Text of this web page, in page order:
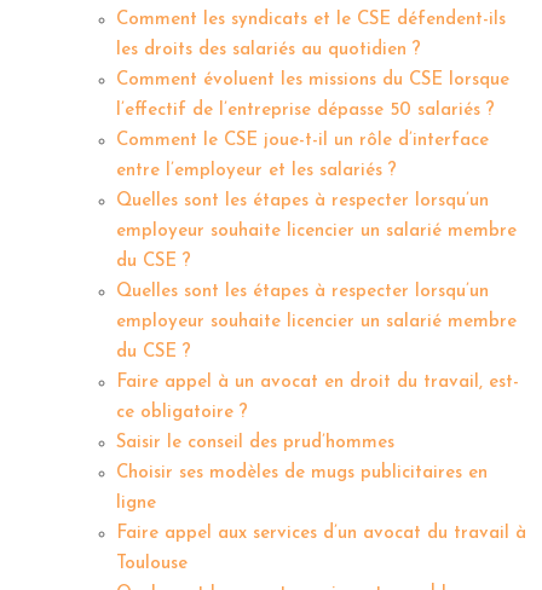
Comment les syndicats et le CSE défendent-ils
les droits des salariés au quotidien ?
Comment évoluent les missions du CSE lorsque
l’effectif de l’entreprise dépasse 50 salariés ?
Comment le CSE joue-t-il un rôle d’interface
entre l’employeur et les salariés ?
Quelles sont les étapes à respecter lorsqu’un
employeur souhaite licencier un salarié membre
du CSE ?
Quelles sont les étapes à respecter lorsqu’un
employeur souhaite licencier un salarié membre
du CSE ?
Faire appel à un avocat en droit du travail, est-
ce obligatoire ?
Saisir le conseil des prud’hommes
Choisir ses modèles de mugs publicitaires en
ligne
Faire appel aux services d’un avocat du travail à
Toulouse